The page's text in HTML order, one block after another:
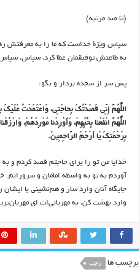
(تا صد مرتبه)
سپاس ویژۀ خداست که ما را به معرفتش
به طاعتش توفیقمان عطا کرد، سپاس،
پس سر از سجده بردار و بگو:
اللّٰهُمَّ إِنِّی قَصَدْتُکَ بِحاجَتِی، وَاعْتَمَدْتُ عَلَیْکَ
اللّٰهُمَّ انْفَعْنا بِحُبِّهِمْ، وَأَوْرِدْنا مَوْرِدَهُمْ،
بِرَحْمَتِکَ یَا أَرْحَمَ الرَّاحِمِینَ.
خدایا من تو را برای حاجتم قصد کردم و
آوردم به تو به واسطه امامان و
جایگاه آنان وارد ساز و هم‌نشینی با ایشان
وارد بهشت کن، به مهربانی‌ات ای
برچسب ها رجب